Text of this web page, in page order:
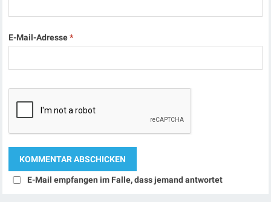
E-Mail-Adresse*
E-Mail empfangen im Falle, dass jemand antwortet